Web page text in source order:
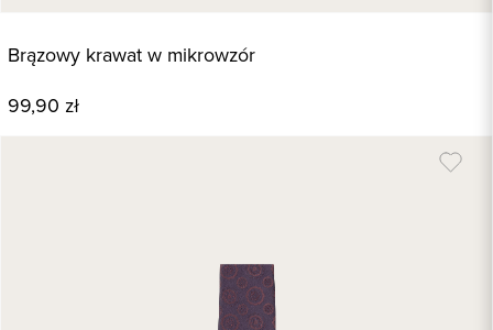
Brązowy krawat w mikrowzór
99,90 zł